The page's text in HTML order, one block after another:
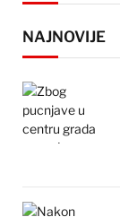
NAJNOVIJE